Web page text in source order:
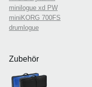
minilogue xd PW
miniKORG 700FS
drumlogue
Zubehör